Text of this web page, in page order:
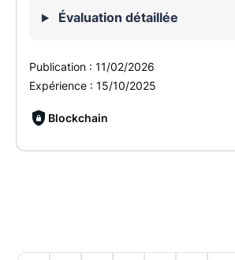
Évaluation détaillée
Publication : 11/02/2026
Expérience : 15/10/2025
Blockchain